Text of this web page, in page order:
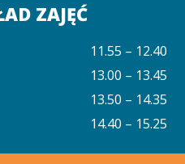
ZAJĘĆ
11.55 – 12.40
13.00 – 13.45
13.50 – 14.35
14.40 – 15.25